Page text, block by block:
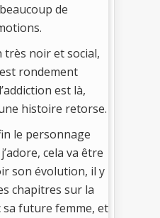
de
très noir et social,
rondement
est là,
histoire retorse.
le personnage
cela va être
son évolution, il y
chapitres sur la
sa future femme, et